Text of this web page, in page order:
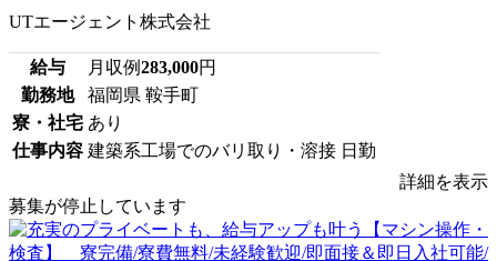
UTエージェント株式会社
給与 月収例283,000円
勤務地
福岡県 鞍手町
寮・社宅 あり
仕事内容 建築系工場でのバリ取り・溶接 日勤
詳細を表示
募集が停止しています